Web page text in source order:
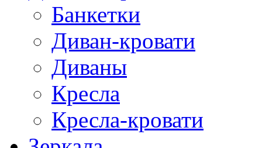
Банкетки
Диван-кровати
Диваны
Кресла
Кресла-кровати